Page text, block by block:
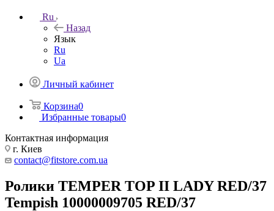
Ru
Назад
Язык
Ru
Ua
Личный кабинет
Корзина0
Избранные товары0
Контактная информация
г. Киев
contact@fitstore.com.ua
Ролики TEMPER TOP II LADY RED/37
Tempish 10000009705 RED/37